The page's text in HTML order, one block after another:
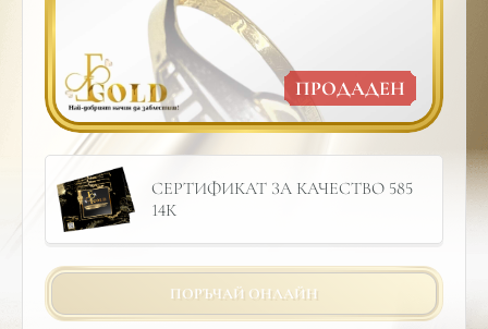
ПРОДАДЕН
СЕРТИФИКАТ ЗА КАЧЕСТВО 585
14К
ПОРЪЧАЙ ОНЛАЙН